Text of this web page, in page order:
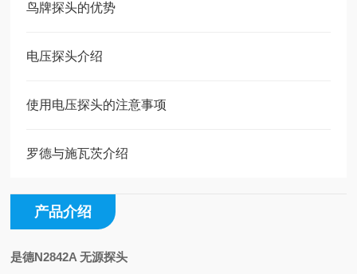
鸟牌探头的优势
电压探头介绍
使用电压探头的注意事项
罗德与施瓦茨介绍
产品介绍
是德N2842A 无源探头